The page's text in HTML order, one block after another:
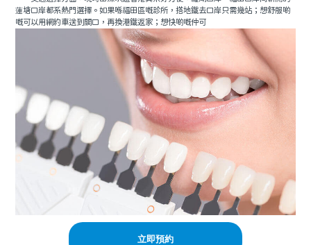
蓮塘口岸都系熱門選擇。如果喺福田區嘅診所，搭地鐵去口岸只需幾站；想舒服啲
嘅可以用網約車送到關口，再換港鐵返家；想快啲嘅仲可
立即預約